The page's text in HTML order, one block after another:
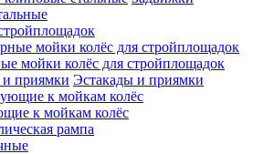
мойки колёс для стройплощадок
Эстакады и приямки
к мойкам колёс
рампа